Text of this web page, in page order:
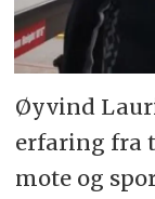
Øyvind
erfaring fra
mote og